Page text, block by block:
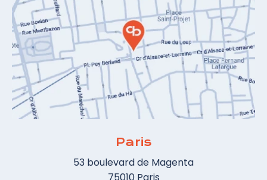
Paris
53 boulevard de Magenta